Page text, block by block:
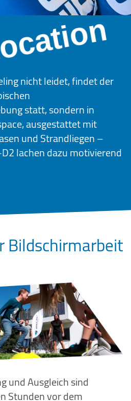
nicht leidet, findet der
statt, sondern in
ausgestattet mit
und Strandliegen –
lachen dazu motivierend
Bildschirmarbeit
und Ausgleich sind
Stunden vor dem